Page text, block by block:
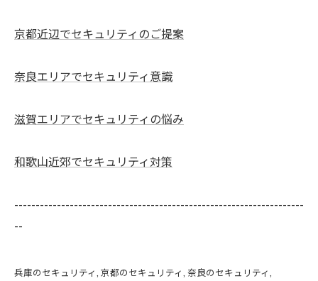
京都近辺でセキュリティのご提案
奈良エリアでセキュリティ意識
滋賀エリアでセキュリティの悩み
和歌山近郊でセキュリティ対策
--------------------------------------------------------------------
--
兵庫のセキュリティ 京都のセキュリティ 奈良のセキュリティ